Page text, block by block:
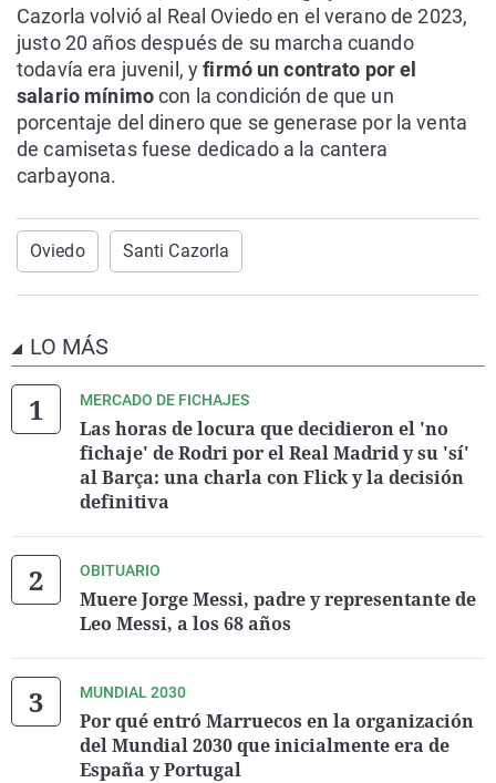
Cazorla volvió al Real Oviedo en el verano de 2023,
justo 20 años después de su marcha cuando
todavía era juvenil, yfirmó un contrato por el
salario mínimocon la condición de que un
porcentaje del dinero que se generase por la venta
de camisetas fuese dedicado a la cantera
carbayona.
Oviedo Santi Cazorla
LO MÁS
MERCADO DE FICHAJES
Las horas de locura que decidieron el 'no
fichaje' de Rodri por el Real Madrid y su 'sí'
al Barça: una charla con Flick y la decisión
definitiva
OBITUARIO
Muere Jorge Messi, padre y representante de
Leo Messi, a los 68 años
MUNDIAL 2030
Por qué entró Marruecos en la organización
del Mundial 2030 que inicialmente era de
España y Portugal